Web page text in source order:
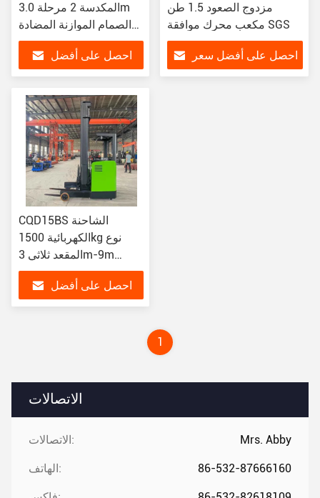
الاتصالات
الاتصالات: Mrs. Abby
الهاتف: 86-532-87666160
المكدسة 2 مرحلة 3.0m
الصمام الموازنة المضادة
المكدسة
احصل على أفضل
مزدوج الصعود 1.5 طن
مكعب محرك موافقة SGS
احصل على أفضل سعر
CQD15BS الشاحنة
الكهربائية 1500kg نوع
المقعد ثلاثي 3m-9m
الصعود
احصل على أفضل
1